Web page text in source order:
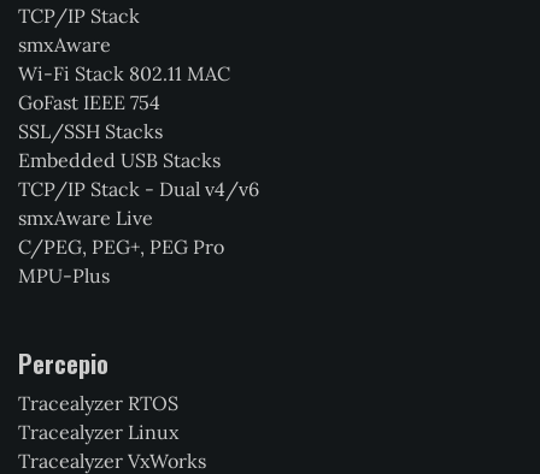
TCP/IP Stack
smxAware
Wi-Fi Stack 802.11 MAC
GoFast IEEE 754
SSL/SSH Stacks
Embedded USB Stacks
TCP/IP Stack - Dual v4/v6
smxAware Live
C/PEG, PEG+, PEG Pro
MPU-Plus
Percepio
Tracealyzer RTOS
Tracealyzer Linux
Tracealyzer VxWorks